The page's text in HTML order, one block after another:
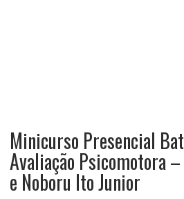
Minicurso Presencial
Avaliação Psicomotora
e Noboru Ito Junior